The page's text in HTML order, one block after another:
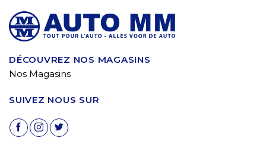
DÉCOUVREZ NOS MAGASINS
Nos Magasins
SUIVEZ NOUS SUR